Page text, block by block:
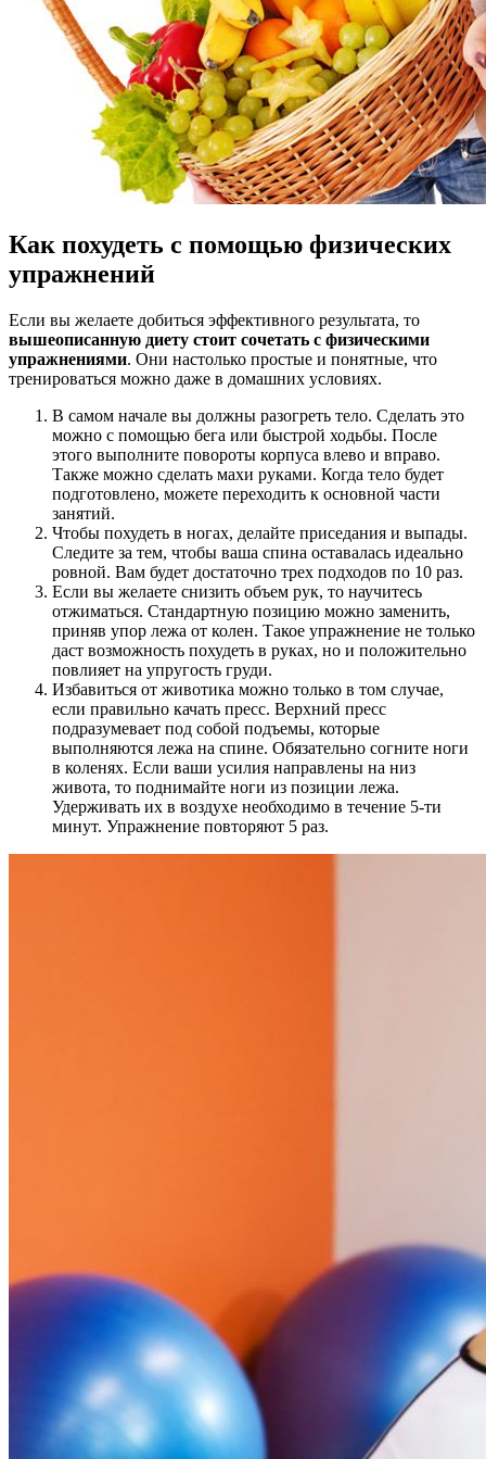
Как похудеть с помощью физических
упражнений
Если вы желаете добиться эффективного результата, то
вышеописанную диету стоит сочетать с физическими
упражнениями. Они настолько простые и понятные, что
тренироваться можно даже в домашних условиях.
В самом начале вы должны разогреть тело. Сделать это
можно с помощью бега или быстрой ходьбы. После
этого выполните повороты корпуса влево и вправо.
Также можно сделать махи руками. Когда тело будет
подготовлено, можете переходить к основной части
занятий.
Чтобы похудеть в ногах, делайте приседания и выпады.
Следите за тем, чтобы ваша спина оставалась идеально
ровной. Вам будет достаточно трех подходов по 10 раз.
Если вы желаете снизить объем рук, то научитесь
отжиматься. Стандартную позицию можно заменить,
приняв упор лежа от колен. Такое упражнение не только
даст возможность похудеть в руках, но и положительно
повлияет на упругость груди.
Избавиться от животика можно только в том случае,
если правильно качать пресс. Верхний пресс
подразумевает под собой подъемы, которые
выполняются лежа на спине. Обязательно согните ноги
в коленях. Если ваши усилия направлены на низ
живота, то поднимайте ноги из позиции лежа.
Удерживать их в воздухе необходимо в течение 5-ти
минут. Упражнение повторяют 5 раз.